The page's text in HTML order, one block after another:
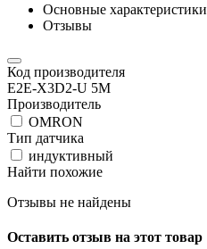
Основные характеристики
Отзывы
Код производителя
E2E-X3D2-U 5M
Производитель
OMRON
Тип датчика
индуктивный
Найти похожие
Отзывы не найдены
Оставить отзыв на этот товар